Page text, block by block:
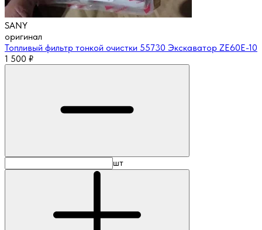
SANY
оригинал
Топливый фильтр тонкой очистки 55730 Экскаватор ZE60E-10
1 500 ₽
шт